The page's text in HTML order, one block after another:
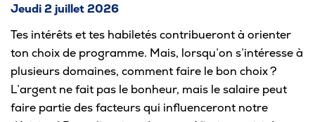
Pour les entreprises
Le cégep
Jeudi 2 juillet 2026
Tes intérêts et tes habiletés contribueront à orienter
ton choix de programme. Mais, lorsqu’on s’intéresse à
plusieurs domaines, comment faire le bon choix ?
L’argent ne fait pas le bonheur, mais le salaire peut
faire partie des facteurs qui influenceront notre